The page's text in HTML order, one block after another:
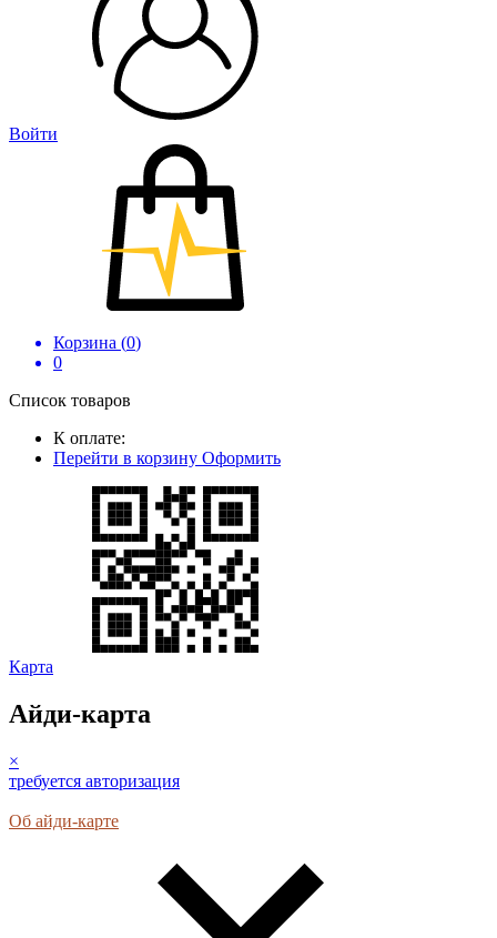
Войти
Корзина (0)
0
Список товаров
К оплате:
Перейти в корзину Оформить
Карта
Айди-карта
×
требуется авторизация
Об айди-карте